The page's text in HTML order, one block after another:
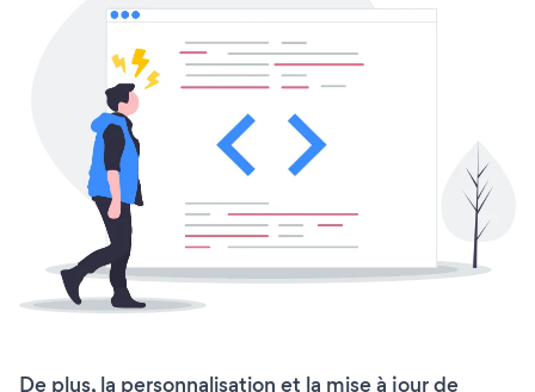
De plus, la personnalisation et la mise à jour de